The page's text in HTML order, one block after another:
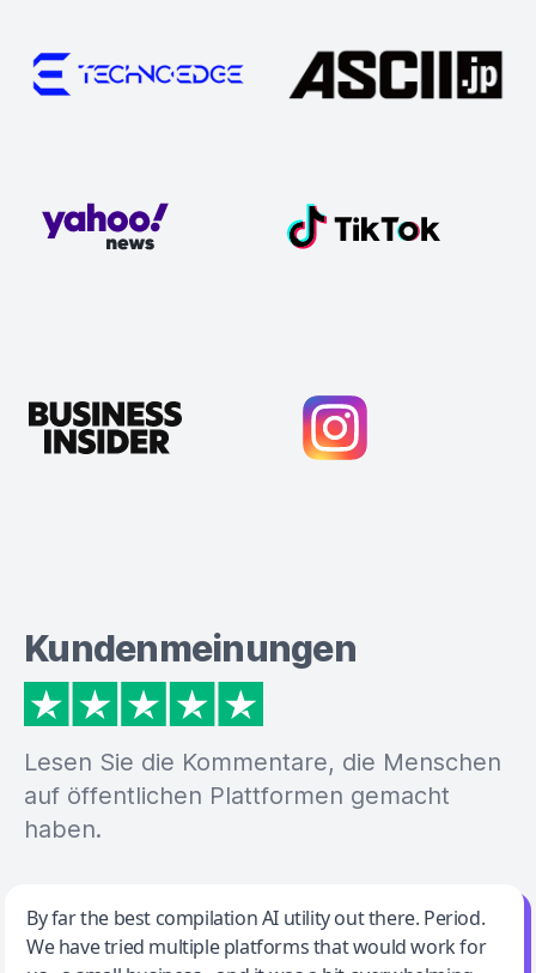
Kundenmeinungen
Lesen Sie die Kommentare, die Menschen
auf öffentlichen Plattformen gemacht
haben.
Jeff Wilson
By far the best compilation AI utility
By far the best compilation AI utility out there. Period.
We have tried multiple platforms that would work for